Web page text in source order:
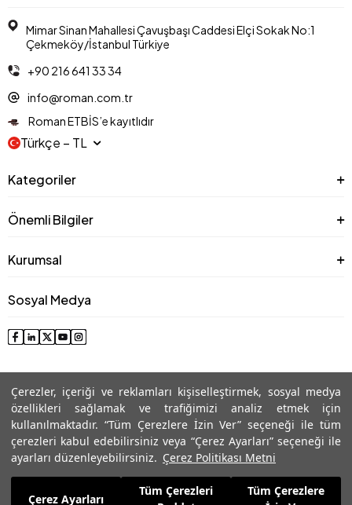
Çerezler, içeriği ve reklamları kişiselleştirmek, sosyal medya
özellikleri sağlamak ve trafiğimizi analiz etmek için
kullanılmaktadır. “Tüm Çerezlere İzin Ver” seçeneği ile tüm
çerezleri kabul edebilirsiniz veya “Çerez Ayarları” seçeneği ile
ayarları düzenleyebilirsiniz. Çerez Politikası Metni
Çerez Ayarları
Tüm Çerezleri
Tüm Çerezlere
6.239,99TL
Mimar Sinan Mahallesi Çavuşbaşı Caddesi Elçi Sokak No:1
Çekmeköy/İstanbul Türkiye
+90 216 641 33 34
info@roman.com.tr
Roman ETBİS’e kayıtlıdır
Türkçe − TL
Kategoriler
Önemli Bilgiler
Kurumsal
Sosyal Medya
© 2025 Roman® Tüm Hakları Saklıdır, İzinsiz kullanılamaz